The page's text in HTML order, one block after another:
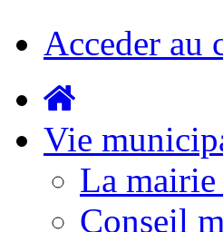
Acceder au
Vie
La mairie
Conseil